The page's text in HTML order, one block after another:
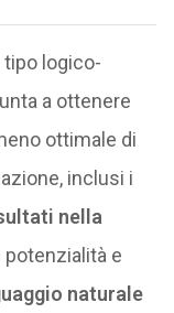
logico-
a ottenere
ottimale di
inclusi i
nella
potenzialità e
naturale